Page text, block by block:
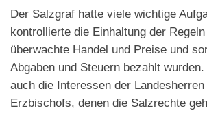
Der Salzgraf hatte viele wichtige
kontrollierte die Einhaltung der
überwachte Handel und Preise und
Abgaben und Steuern bezahlt
auch die Interessen der Landesherren
Erzbischofs, denen die Salzrechte